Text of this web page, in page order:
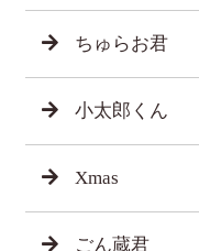
ちゅらお君
小太郎くん
Xmas
ごん蔵君